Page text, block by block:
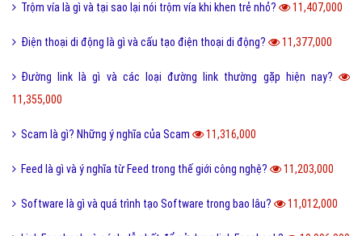
Trộm vía là gì và tại sao lại nói trộm vía khi khen trẻ nhỏ? 11,407,000
Điện thoại di động là gì và cấu tạo điện thoại di động? 11,377,000
Đường link là gì và các loại đường link thường gặp hiện nay?
11,355,000
Scam là gì? Những ý nghĩa của Scam 11,316,000
Feed là gì và ý nghĩa từ Feed trong thế giới công nghệ? 11,203,000
Software là gì và quá trình tạo Software trong bao lâu? 11,012,000